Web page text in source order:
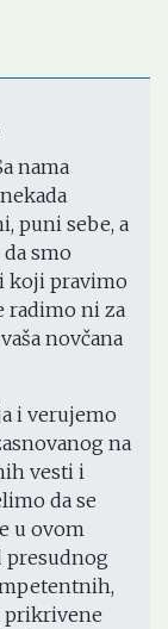
nama
puni sebe, a
smo
koji pravimo
radimo ni za
novčana
i verujemo
na
vesti i
da se
u ovom
presudnog
prikrivene